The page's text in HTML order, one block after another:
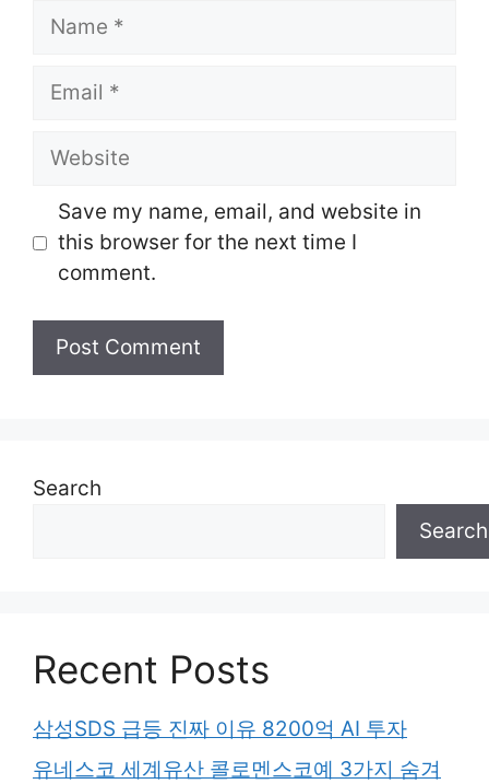
Name
Email
Website
Save my name, email, and website in
this browser for the next time I
comment.
Search
Search
Recent Posts
삼성SDS 급등 진짜 이유 8200억 AI 투자
유네스코 세계유산 콜로멘스코예 3가지 숨겨